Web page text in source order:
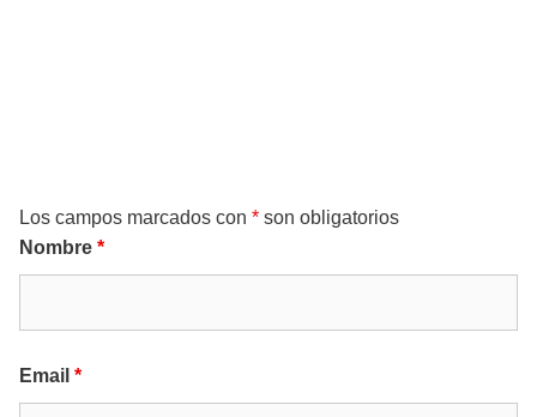
Los campos marcados con * son obligatorios
Nombre *
Email *